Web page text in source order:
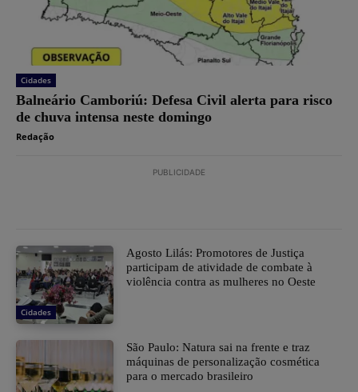
Cidades
Balneário Camboriú: Defesa Civil alerta para risco
de chuva intensa neste domingo
Redação
PUBLICIDADE
Cidades
Agosto Lilás: Promotores de Justiça
participam de atividade de combate à
violência contra as mulheres no Oeste
São Paulo: Natura sai na frente e traz
máquinas de personalização cosmética
para o mercado brasileiro